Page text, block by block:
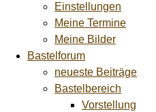
Einstellungen
Meine Termine
Meine Bilder
Bastelforum
neueste Beiträge
Bastelbereich
Vorstellung